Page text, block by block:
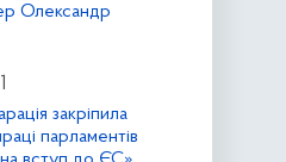
Олександр
закріпила
парламентів